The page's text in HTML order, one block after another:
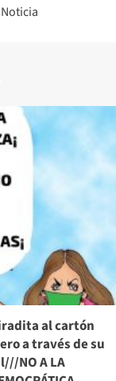
al cartón
a través de su
NO A LA